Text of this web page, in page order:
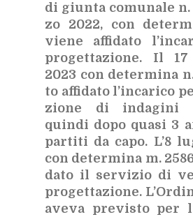
di giun­ta co­mu­na­le n.
zo 2022, con
vie­ne af­fi­da­to
pro­get­ta­zio­ne. Il 17
2023 con de­ter­mi­na
to af­fi­da­to l’in­ca­ri­co
zio­ne di in­da­gi­ni
quin­di dopo qua­si 3
par­ti­ti da capo. L’8
con de­ter­mi­na m.
da­to il ser­vi­zio di
pro­get­ta­zio­ne.
ave­va pre­vi­sto per